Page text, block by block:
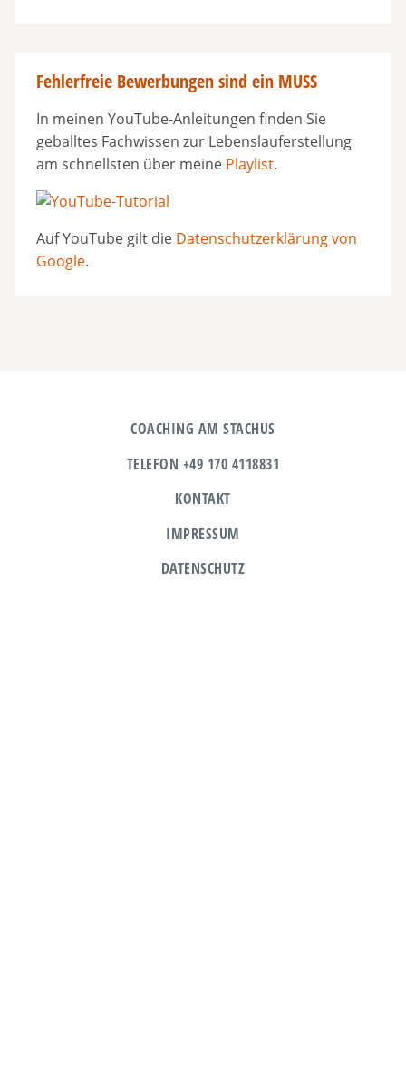
Fehlerfreie Bewerbungen sind ein MUSS
In meinen YouTube-Anleitungen finden Sie
geballtes Fachwissen zur Lebenslauferstellung
am schnellsten über meine Playlist.
Auf YouTube gilt die Datenschutzerklärung von
Google.
COACHING AM STACHUS
TELEFON +49 170 4118831
KONTAKT
IMPRESSUM
DATENSCHUTZ